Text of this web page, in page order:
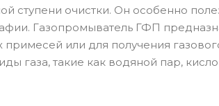
ступени очистки. Он особенно
Газопромыватель ГФП
или для получения
газа, такие как водяной пар,